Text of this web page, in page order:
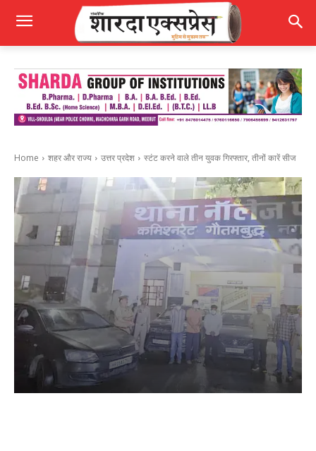
Home शहर और राज्य उत्तर प्रदेश स्टंट करने वाले तीन युवक गिरफ्तार, तीनों कारें सीज